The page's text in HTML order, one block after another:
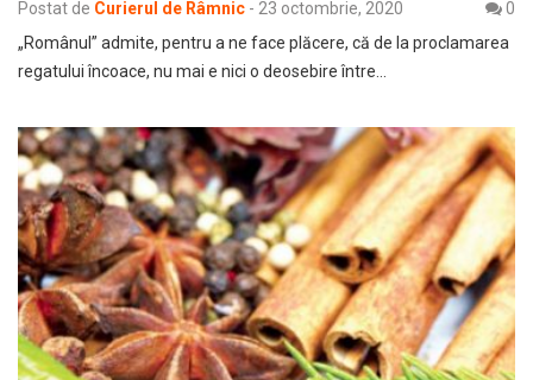
Postat de Curierul de Râmnic - 23 octombrie, 2020
0
„Românul” admite, pentru a ne face plăcere, că de la proclamarea
regatului încoace, nu mai e nici o deosebire între…